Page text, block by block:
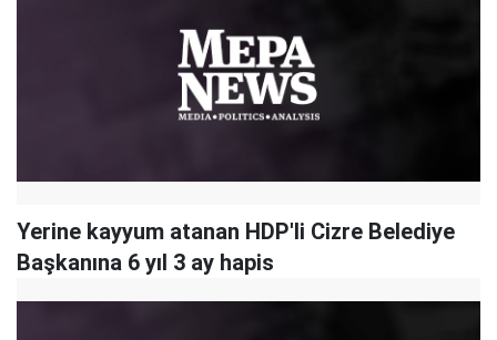
Yerine kayyum atanan HDP'li Cizre Belediye
Başkanına 6 yıl 3 ay hapis